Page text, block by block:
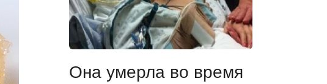
Она умерла во время